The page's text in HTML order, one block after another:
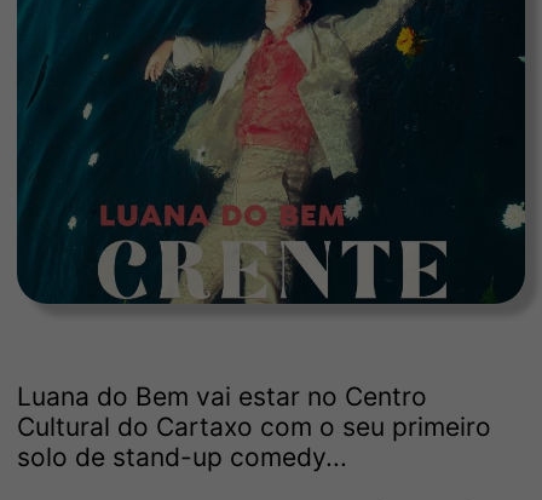
Luana do Bem vai estar no Centro
Cultural do Cartaxo com o seu primeiro
solo de stand-up comedy...